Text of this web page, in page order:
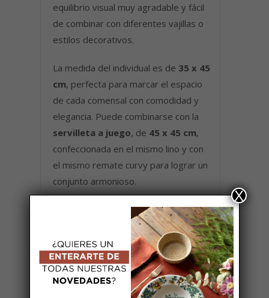
equilibrio visual muy agradable y fácil
de combinar con diferentes vajillas o
estilos decorativos.
La medida del individual es de 35 x 45
cm, perfecta para marcar el espacio
de cada comensal con comodidad y
elegancia. Puede combinarse con la
servilleta a juego, de 45 x 45 cm,
confeccionada en el mismo lino y con
el mismo remate curvy para lograr un
conjunto armonioso.
Instrucciones de lavado:
Lavar a máquina máximo a 40 °C
X